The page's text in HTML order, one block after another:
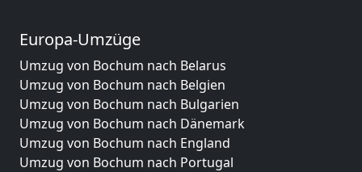
Europa-Umzüge
Umzug von Bochum nach Belarus
Umzug von Bochum nach Belgien
Umzug von Bochum nach Bulgarien
Umzug von Bochum nach Dänemark
Umzug von Bochum nach England
Umzug von Bochum nach Portugal